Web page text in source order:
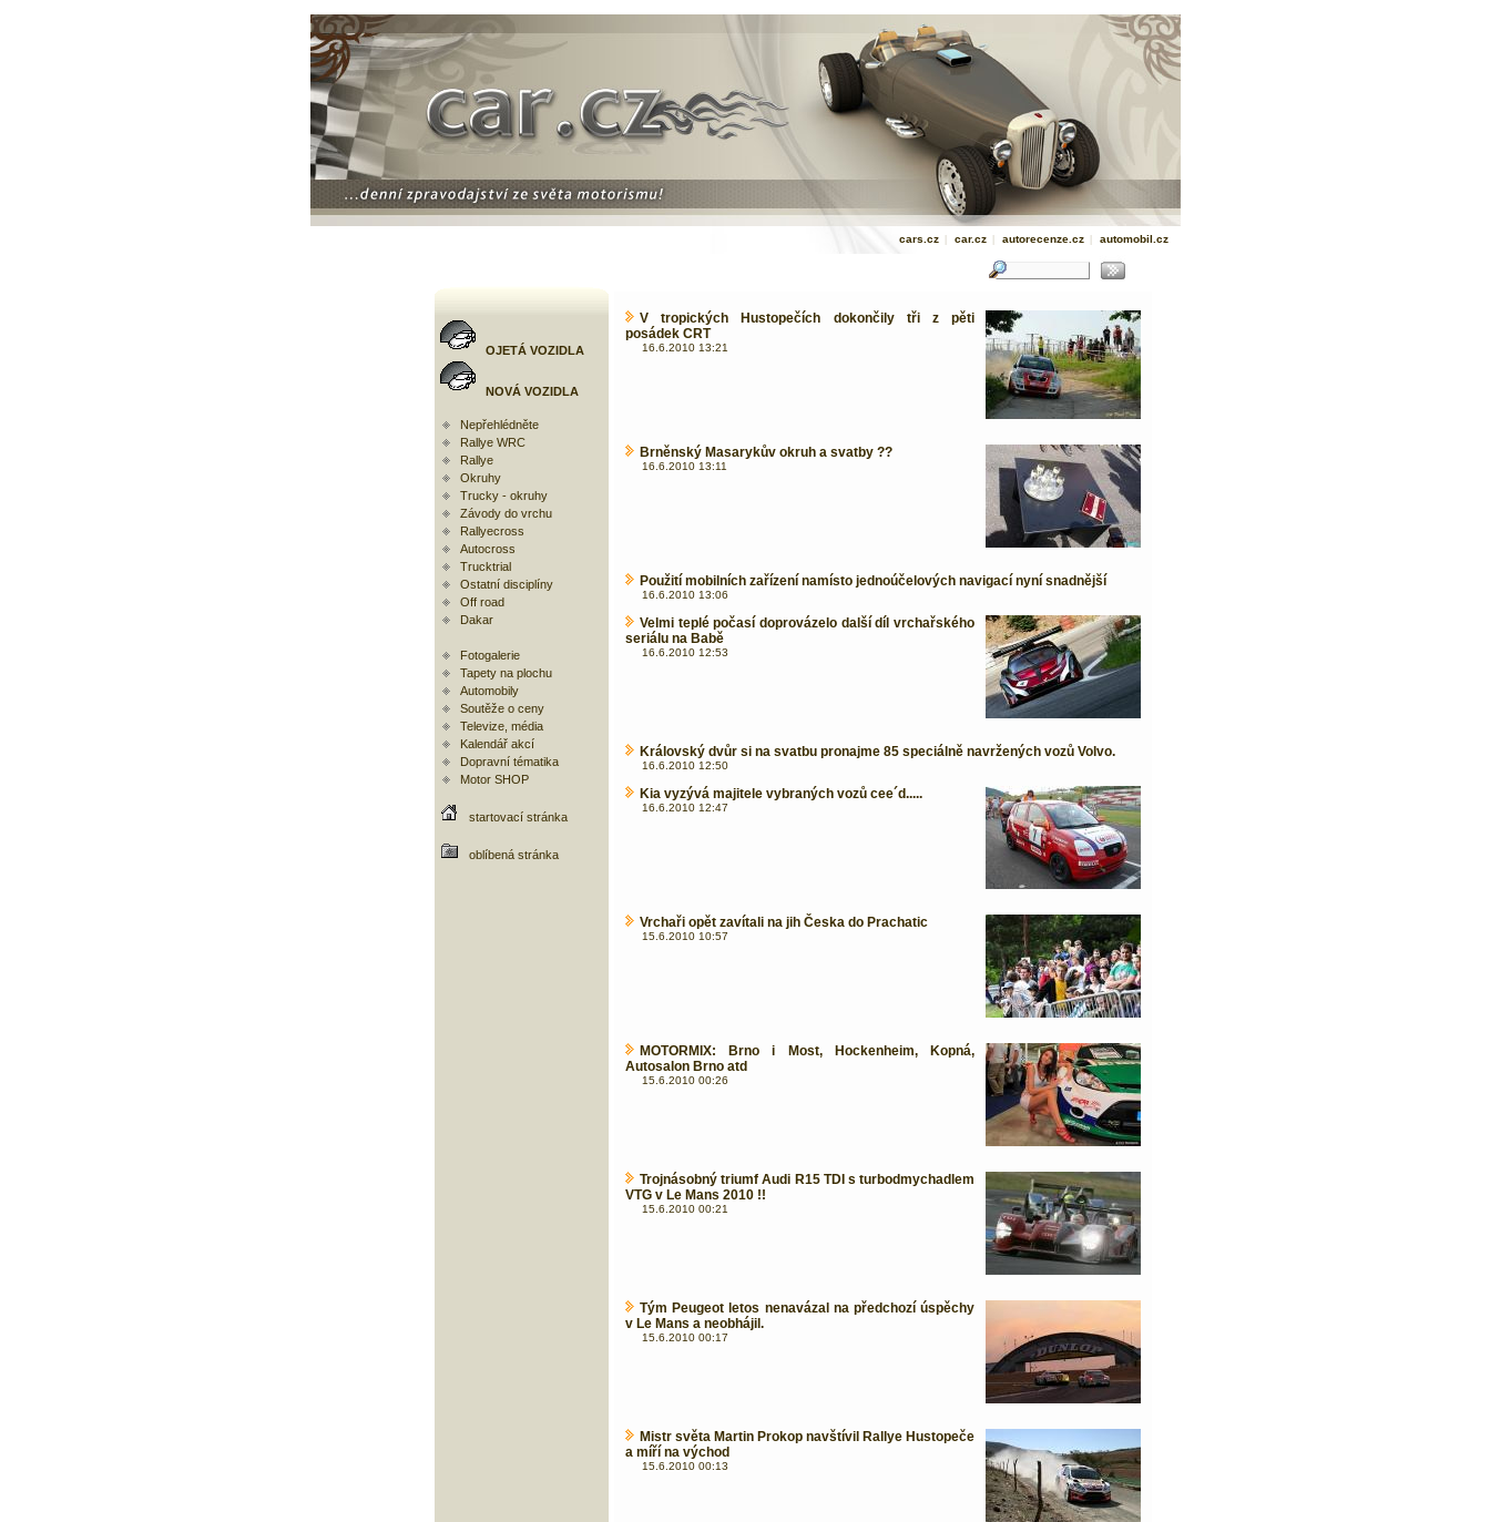
cars.cz | car.cz | autorecenze.cz | automobil.cz
OJETÁ VOZIDLA
NOVÁ VOZIDLA
Nepřehlédněte
Rallye WRC
Rallye
Okruhy
Trucky - okruhy
Závody do vrchu
Rallyecross
Autocross
Trucktrial
Ostatní disciplíny
Off road
Dakar
Fotogalerie
Tapety na plochu
Automobily
Soutěže o ceny
Televize, média
Kalendář akcí
Dopravní tématika
Motor SHOP
startovací stránka
oblíbená stránka
V tropických Hustopečích dokončily tři z pěti
posádek CRT
16.6.2010 13:21
Brněnský Masarykův okruh a svatby ??
16.6.2010 13:11
Použití mobilních zařízení namísto jednoúčelových navigací nyní snadnější
16.6.2010 13:06
Velmi teplé počasí doprovázelo další díl vrchařského
seriálu na Babě
16.6.2010 12:53
Královský dvůr si na svatbu pronajme 85 speciálně navržených vozů Volvo.
16.6.2010 12:50
Kia vyzývá majitele vybraných vozů cee´d.....
16.6.2010 12:47
Vrchaři opět zavítali na jih Česka do Prachatic
15.6.2010 10:57
MOTORMIX: Brno i Most, Hockenheim, Kopná,
Autosalon Brno atd
15.6.2010 00:26
Trojnásobný triumf Audi R15 TDI s turbodmychadlem
VTG v Le Mans 2010 !!
15.6.2010 00:21
Tým Peugeot letos nenavázal na předchozí úspěchy
v Le Mans a neobhájil.
15.6.2010 00:17
Mistr světa Martin Prokop navštívil Rallye Hustopeče
a míří na východ
15.6.2010 00:13